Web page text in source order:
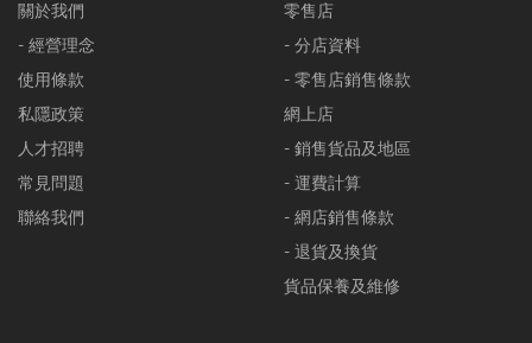
關於我們
- 經營理念
使用條款
私隱政策
人才招聘
常見問題
聯絡我們
零售店
- 分店資料
- 零售店銷售條款
網上店
- 銷售貨品及地區
- 運費計算
- 網店銷售條款
- 退貨及換貨
貨品保養及維修